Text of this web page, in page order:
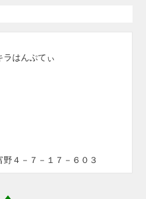
はんぷてぃ
４－７－１７－６０３